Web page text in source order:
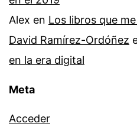
Alex en Los libros que
David Ramírez-Ordóñez
en la era digital
Meta
Acceder